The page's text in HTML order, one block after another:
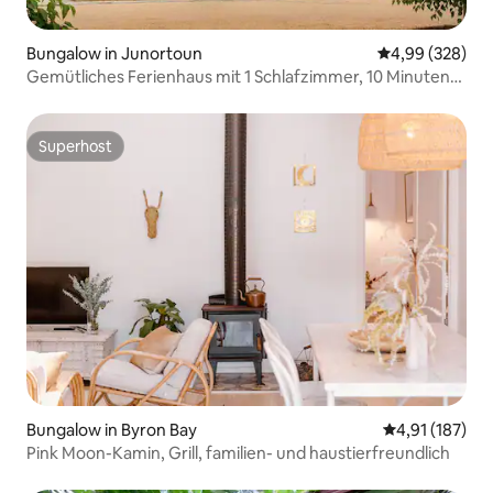
Bungalow in Junortoun
4,99 (328)
Gemütliches Ferienhaus mit 1 Schlafzimmer, 10 Minuten
Superhost
Superhost
Bungalow in Byron Bay
4,91 (187)
Pink Moon-Kamin, Grill, familien- und haustierfreundlich